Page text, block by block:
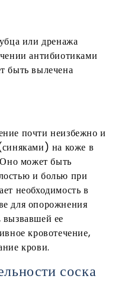
или дренажа
антибиотиками
быть вылечена
почти неизбежно и
на коже в
может быть
и болью при
необходимость в
для опорожнения
ее
кровотечение,
крови.
соска